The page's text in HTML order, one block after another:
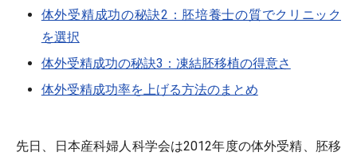
体外受精成功の秘訣2：胚培養士の質でクリニック
を選択
体外受精成功の秘訣3：凍結胚移植の得意さ
体外受精成功率を上げる方法のまとめ
先日、日本産科婦人科学会は2012年度の体外受精、胚移